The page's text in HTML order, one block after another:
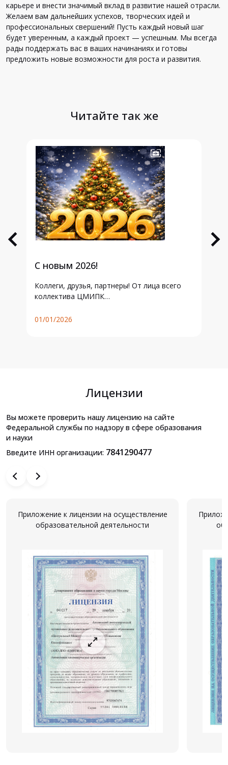
карьере и внести значимый вклад в развитие нашей отрасли.
Желаем вам дальнейших успехов, творческих идей и
профессиональных свершений! Пусть каждый новый шаг
будет уверенным, а каждый проект — успешным. Мы всегда
рады поддержать вас в ваших начинаниях и готовы
предложить новые возможности для роста и развития.
Читайте так же
С новым 2026!
Коллеги, друзья, партнеры! От лица всего
коллектива ЦМИПК…
01/01/2026
Лицензии
Вы можете проверить нашу лицензию на сайте
Федеральной службы по надзору в сфере образования
и науки
Введите ИНН организации: 7841290477
Приложение к лицензии на осуществление
образовательной деятельности